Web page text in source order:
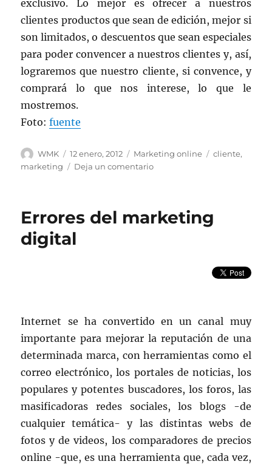
exclusivo. Lo mejor es ofrecer a nuestros
clientes productos que sean de edición, mejor si
son limitados, o descuentos que sean especiales
para poder convencer a nuestros clientes y, así,
lograremos que nuestro cliente, si convence, y
comprará lo que nos interese, lo que le
mostremos.
Foto:fuente
Autor
WMK
Publicado
el
12 enero, 2012 Categorías
Marketing online Etiquetas
cliente,
marketing
Deja un comentarioen
cliente
Errores del marketing
digital
Internet se ha convertido en un canal muy
importante para mejorar la reputación de una
determinada marca, con herramientas como el
correo electrónico, los portales de noticias, los
populares y potentes buscadores, los foros, las
masificadoras redes sociales, los blogs -de
cualquier temática- y las distintas webs de
fotos y de videos, los comparadores de precios
online -que, es una herramienta que, cada vez,